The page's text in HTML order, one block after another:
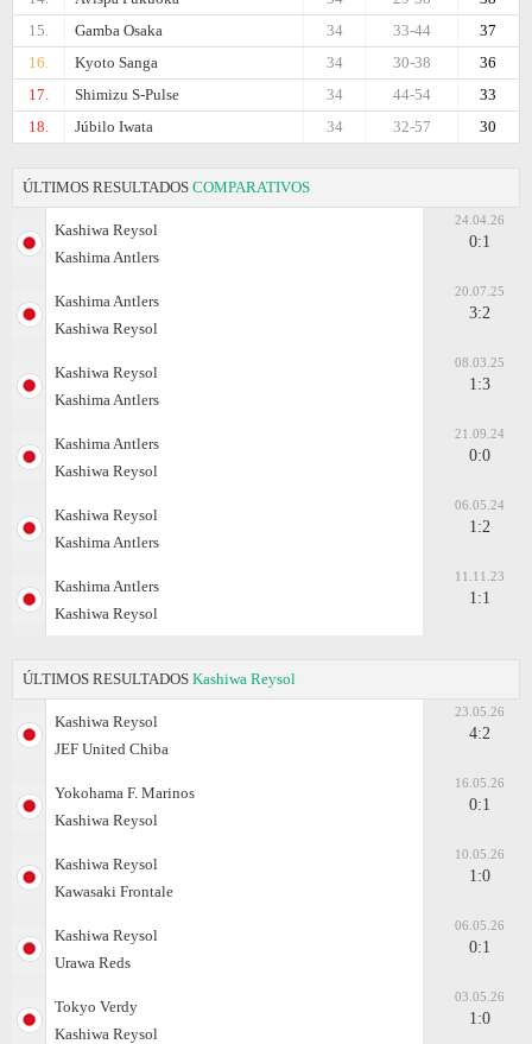
15.
Gamba Osaka 37
33-44
34
16.
Kyoto Sanga 36
30-38
34
17.
Shimizu S-Pulse 33
44-54
34
18.
Júbilo Iwata 30
32-57
34
ÚLTIMOS RESULTADOS COMPARATIVOS
Kashiwa Reysol
Kashima Antlers
24.04.26
0:1
Kashima Antlers
Kashiwa Reysol
20.07.25
3:2
Kashiwa Reysol
Kashima Antlers
08.03.25
1:3
Kashima Antlers
Kashiwa Reysol
21.09.24
0:0
Kashiwa Reysol
Kashima Antlers
06.05.24
1:2
Kashima Antlers
Kashiwa Reysol
11.11.23
1:1
ÚLTIMOS RESULTADOS Kashiwa Reysol
Kashiwa Reysol
JEF United Chiba
23.05.26
4:2
Yokohama F. Marinos
Kashiwa Reysol
16.05.26
0:1
Kashiwa Reysol
Kawasaki Frontale
10.05.26
1:0
Kashiwa Reysol
Urawa Reds
06.05.26
0:1
Tokyo Verdy
Kashiwa Reysol
03.05.26
1:0